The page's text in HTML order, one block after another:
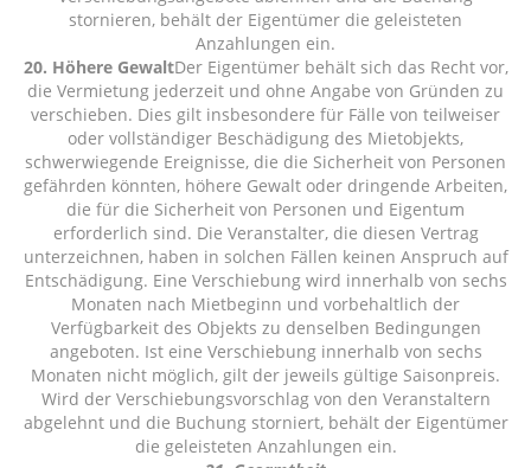
stornieren, behält der Eigentümer die geleisteten
Anzahlungen ein.
20. Höhere GewaltDer Eigentümer behält sich das Recht vor,
die Vermietung jederzeit und ohne Angabe von Gründen zu
verschieben. Dies gilt insbesondere für Fälle von teilweiser
oder vollständiger Beschädigung des Mietobjekts,
schwerwiegende Ereignisse, die die Sicherheit von Personen
gefährden könnten, höhere Gewalt oder dringende Arbeiten,
die für die Sicherheit von Personen und Eigentum
erforderlich sind. Die Veranstalter, die diesen Vertrag
unterzeichnen, haben in solchen Fällen keinen Anspruch auf
Entschädigung. Eine Verschiebung wird innerhalb von sechs
Monaten nach Mietbeginn und vorbehaltlich der
Verfügbarkeit des Objekts zu denselben Bedingungen
angeboten. Ist eine Verschiebung innerhalb von sechs
Monaten nicht möglich, gilt der jeweils gültige Saisonpreis.
Wird der Verschiebungsvorschlag von den Veranstaltern
abgelehnt und die Buchung storniert, behält der Eigentümer
die geleisteten Anzahlungen ein.